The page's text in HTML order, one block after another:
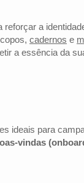
reforçar a
cadernos e
a essência da
ideais para
vindas